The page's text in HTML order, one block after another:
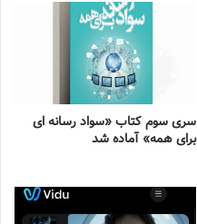
سری سوم کتاب «سواد رسانه ای
برای همه» آماده شد